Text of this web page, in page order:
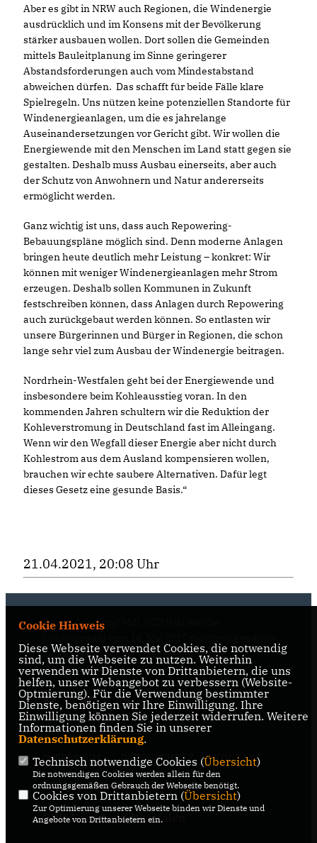
Aber es gibt in NRW auch Regionen, die Windenergie
ausdrücklich und im Konsens mit der Bevölkerung
stärker ausbauen wollen. Dort sollen die Gemeinden
mittels Bauleitplanung im Sinne geringerer
Abstandsforderungen auch vom Mindestabstand
abweichen dürfen. Das schafft für beide Fälle klare
Spielregeln. Uns nützen keine potenziellen Standorte für
Windenergieanlagen, um die es jahrelange
Auseinandersetzungen vor Gericht gibt. Wir wollen die
Energiewende mit den Menschen im Land statt gegen sie
gestalten. Deshalb muss Ausbau einerseits, aber auch
der Schutz von Anwohnern und Natur andererseits
ermöglicht werden.
Ganz wichtig ist uns, dass auch Repowering-
Bebauungspläne möglich sind. Denn moderne Anlagen
bringen heute deutlich mehr Leistung – konkret: Wir
können mit weniger Windenergieanlagen mehr Strom
erzeugen. Deshalb sollen Kommunen in Zukunft
festschreiben können, dass Anlagen durch Repowering
auch zurückgebaut werden können. So entlasten wir
unsere Bürgerinnen und Bürger in Regionen, die schon
lange sehr viel zum Ausbau der Windenergie beitragen.
Nordrhein-Westfalen geht bei der Energiewende und
insbesondere beim Kohleausstieg voran. In den
kommenden Jahren schultern wir die Reduktion der
Kohleverstromung in Deutschland fast im Alleingang.
Wenn wir den Wegfall dieser Energie aber nicht durch
Kohlestrom aus dem Ausland kompensieren wollen,
brauchen wir echte saubere Alternativen. Dafür legt
dieses Gesetz eine gesunde Basis.“
21.04.2021, 20:08 Uhr
Fabian Schrumpf MdL (CDU) ist seit der
Landtagsabgeordnete im Essener Süden
(Wahlkreis 68).
IMPRESSUM DATENSCHUTZ KONTAKT
CDU Kreisverband Essen
CDU Nordrhein-Westfalen
Cookie Hinweis
Diese Webseite verwendet Cookies, die notwendig
sind, um die Webseite zu nutzen. Weiterhin
verwenden wir Dienste von Drittanbietern, die uns
helfen, unser Webangebot zu verbessern (Website-
Optmierung). Für die Verwendung bestimmter
Dienste, benötigen wir Ihre Einwilligung. Ihre
Einwilligung können Sie jederzeit widerrufen. Weitere
Informationen finden Sie in unserer
Datenschutzerklärung.
Technisch notwendige Cookies (Übersicht)
Die notwendigen Cookies werden allein für den
ordnungsgemäßen Gebrauch der Webseite benötigt.
Cookies von Drittanbietern (Übersicht)
Zur Optimierung unserer Webseite binden wir Dienste und
Angebote von Drittanbietern ein.